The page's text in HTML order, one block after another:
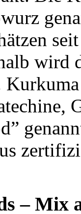
wird
– Mix